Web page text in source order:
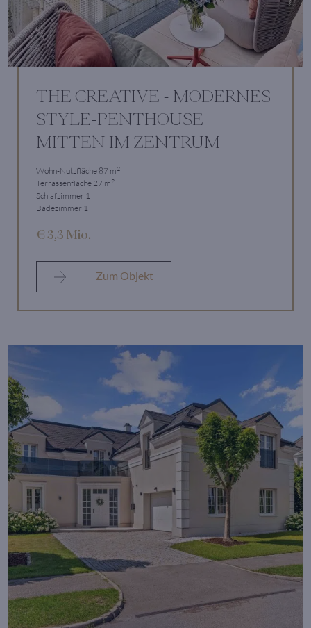
THE CREATIVE - MODERNES
STYLE-PENTHOUSE
MITTEN IM ZENTRUM
Wohn-Nutzfläche 87 m2
Terrassenfläche 27 m2
Schlafzimmer 1
Badezimmer 1
€ 3,3 Mio.
Zum Objekt